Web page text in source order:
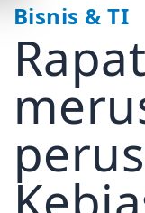
Bisnis & TI